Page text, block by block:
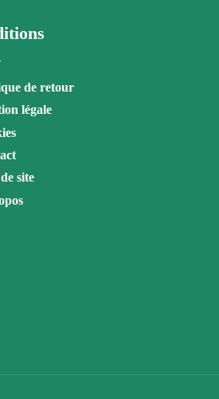
de retour
légale
site